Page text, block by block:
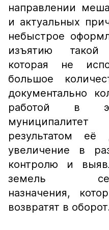
направлении
и актуальных
небыстрое
изъятию такой
которая не
большое
документально
работой в
результатом её
увеличение в
контролю и
земель
назначения,
возвратят в